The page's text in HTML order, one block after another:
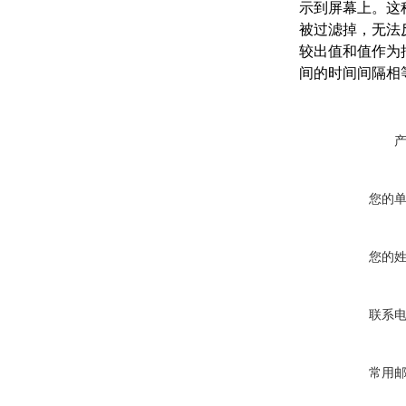
示到屏幕上。
被过滤掉，无法
较出值和值作为
间的时间间隔相
您的
您的
联系
常用